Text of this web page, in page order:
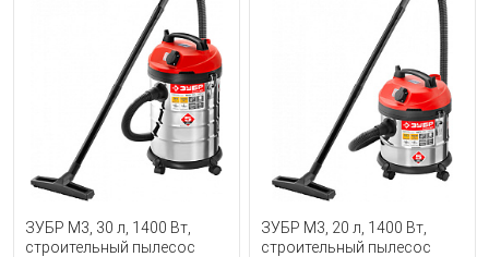
ЗУБР М3, 30 л, 1400 Вт,
строительный пылесос
ЗУБР М3, 20 л, 1400 Вт,
строительный пылесос